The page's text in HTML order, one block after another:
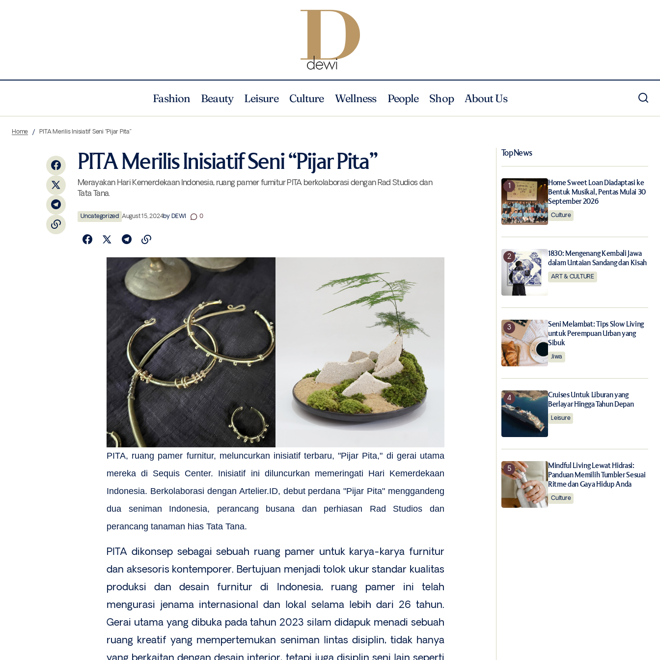
Fashion Beauty Leisure Culture Wellness People Shop About Us
Array Day Off Merayakan Pembukaan
Gerai Baru dengan Kenyamanan Bergaya.
Home PITA Merilis Inisiatif Seni “Pijar Pita”
PITA Merilis Inisiatif Seni “Pijar Pita”
Merayakan Hari Kemerdekaan Indonesia, ruang pamer furnitur PITA berkolaborasi dengan Rad Studios dan
Tata Tana.
Uncategorized August 15, 2024by DEWI 0
PITA, ruang pamer furnitur, meluncurkan inisiatif terbaru, "Pijar Pita," di gerai utama
mereka di Sequis Center. Inisiatif ini diluncurkan memeringati Hari Kemerdekaan
Indonesia. Berkolaborasi dengan Artelier.ID, debut perdana "Pijar Pita" menggandeng
dua seniman Indonesia, perancang busana dan perhiasan Rad Studios dan
perancang tanaman hias Tata Tana.
PITA dikonsep sebagai sebuah ruang pamer untuk karya-karya furnitur
dan aksesoris kontemporer. Bertujuan menjadi tolok ukur standar kualitas
produksi dan desain furnitur di Indonesia, ruang pamer ini telah
mengurasi jenama internasional dan lokal selama lebih dari 26 tahun.
Gerai utama yang dibuka pada tahun 2023 silam didapuk menadi sebuah
ruang kreatif yang mempertemukan seniman lintas disiplin, tidak hanya
Top News
Home Sweet Loan Diadaptasi ke
Bentuk Musikal, Pentas Mulai 30
September 2026
Culture
1830: Mengenang Kembali Jawa
dalam Untaian Sandang dan Kisah
ART & CULTURE
Seni Melambat: Tips Slow Living
untuk Perempuan Urban yang
Sibuk
Jiwa
Cruises Untuk Liburan yang
Berlayar Hingga Tahun Depan
Leisure
Mindful Living Lewat Hidrasi:
Panduan Memilih Tumbler Sesuai
Ritme dan Gaya Hidup Anda
Culture